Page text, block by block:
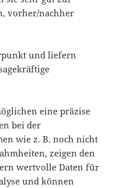
vorher/nachher
und liefern
eine präzise
bei der
wie z. B. noch nicht
zeigen den
wertvolle Daten für
und können